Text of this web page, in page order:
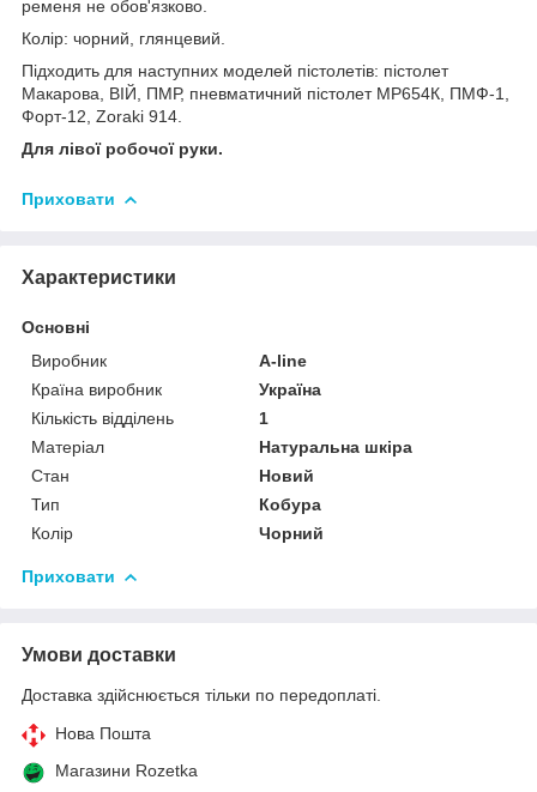
ременя не обов'язково.
Колір: чорний, глянцевий.
Підходить для наступних моделей пістолетів: пістолет
Макарова, ВІЙ, ПМР, пневматичний пістолет МР654К, ПМФ-1,
Форт-12, Zoraki 914.
Для лівої робочої руки.
Приховати
Характеристики
Основні
Виробник
A-line
Країна виробник
Україна
Кількість відділень
1
Матеріал
Натуральна шкіра
Стан
Новий
Тип
Кобура
Колір
Чорний
Приховати
Умови доставки
Доставка здійснюється тільки по передоплаті.
Нова Пошта
Магазини Rozetka